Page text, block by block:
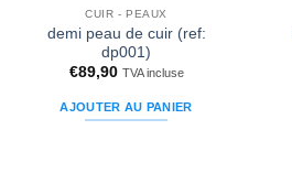
d’envies
CUIR - PEAUX
demi peau de cuir (ref:
dp001)
€89,90 TVA incluse
AJOUTER AU PANIER